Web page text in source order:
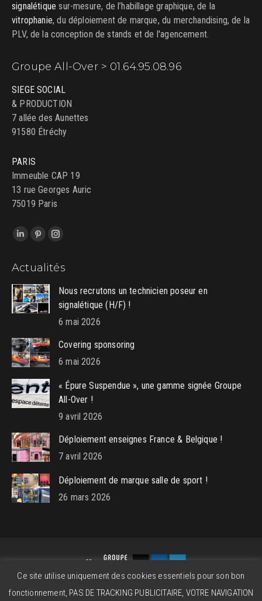
signalétique sur-mesure, de l’habillage graphique, de la
vitrophanie, du déploiement de marque, du merchandising, de la
PLV, de la conception de stands et de l'agencement.
Groupe All-Over > 01.64.95.08.96
SIEGE SOCIAL
& PRODUCTION
7 allée des Aunettes
91580 Étréchy
PARIS
Immeuble CAP 19
13 rue Georges Auric
75019 Paris
Trouvez nous sur :
LinkedIn
opens
in
new
window
Pinterest
opens
in
new
window
Instagram
opens
in
new
window
Actualités
Nous recrutons un technicien poseur en
signalétique (H/F) !
6 mai 2026
Covering sponsoring
6 mai 2026
« Épure Suspendue », une gamme signée Groupe
All-Over !
9 avril 2026
Déploiement enseignes France & Belgique !
7 avril 2026
Déploiement de marque salle de sport !
26 mars 2026
Groupe All-Over © 2026 - Powered bybeatitude.eu
Ce site utilise uniquement des cookies essentiels pour son bon
fonctionnement, PAS DE TRACKING PUBLICITAIRE, VOTRE NAVIGATION